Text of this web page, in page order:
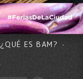
¿QUÉ ES BAM?